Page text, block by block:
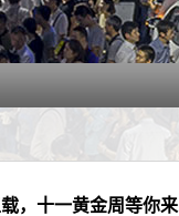
，十一黄金周等你来